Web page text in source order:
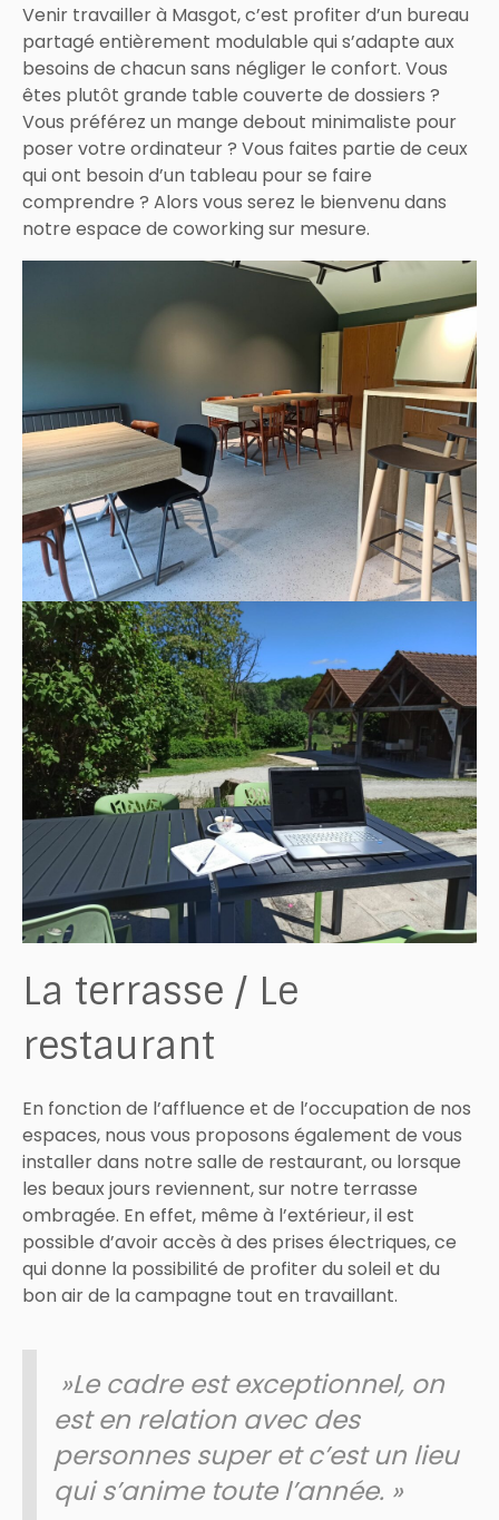
Venir travailler à Masgot, c’est profiter d’un bureau
partagé entièrement modulable qui s’adapte aux
besoins de chacun sans négliger le confort. Vous
êtes plutôt grande table couverte de dossiers ?
Vous préférez un mange debout minimaliste pour
poser votre ordinateur ? Vous faites partie de ceux
qui ont besoin d’un tableau pour se faire
comprendre ? Alors vous serez le bienvenu dans
notre espace de coworking sur mesure.
La terrasse / Le
restaurant
En fonction de l’affluence et de l’occupation de nos
espaces, nous vous proposons également de vous
installer dans notre salle de restaurant, ou lorsque
les beaux jours reviennent, sur notre terrasse
ombragée. En effet, même à l’extérieur, il est
possible d’avoir accès à des prises électriques, ce
qui donne la possibilité de profiter du soleil et du
bon air de la campagne tout en travaillant.
»Le cadre est exceptionnel, on
est en relation avec des
personnes super et c’est un lieu
qui s’anime toute l’année. »